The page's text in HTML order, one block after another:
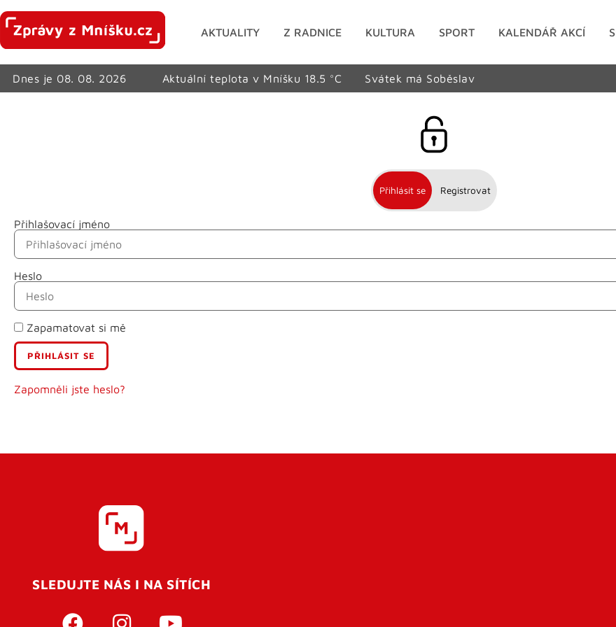
AKTUALITY Z RADNICE KULTURA SPORT KALENDÁŘ AKCÍ
Dnes je 08. 08. 2026 Aktuální teplota v Mníšku 18.5 °C Svátek má Soběslav
Přihlásit se Registrovat
Přihlašovací jméno
Heslo
Zapamatovat si mě
Zapomněli jste heslo?
Jméno
Příjmení
E-mail
Uživatelské jméno
SLEDUJTE NÁS I NA SÍTÍCH